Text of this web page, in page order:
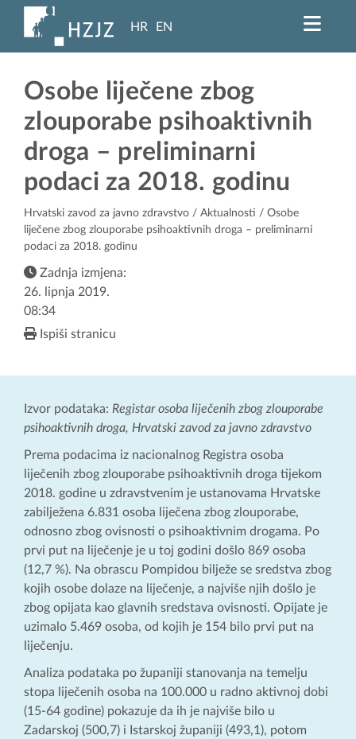
HR EN
Osobe liječene zbog
zlouporabe psihoaktivnih
droga – preliminarni
podaci za 2018. godinu
Hrvatski zavod za javno zdravstvo / Aktualnosti / Osobe
liječene zbog zlouporabe psihoaktivnih droga – preliminarni
podaci za 2018. godinu
Zadnja izmjena:
26. lipnja 2019.
08:34
Ispiši stranicu
Izvor podataka: Registar osoba liječenih zbog zlouporabe
psihoaktivnih droga, Hrvatski zavod za javno zdravstvo
Prema podacima iz nacionalnog Registra osoba
liječenih zbog zlouporabe psihoaktivnih droga tijekom
2018. godine u zdravstvenim je ustanovama Hrvatske
zabilježena 6.831 osoba liječena zbog zlouporabe,
odnosno zbog ovisnosti o psihoaktivnim drogama. Po
prvi put na liječenje je u toj godini došlo 869 osoba
(12,7 %). Na obrascu Pompidou bilježe se sredstva zbog
kojih osobe dolaze na liječenje, a najviše njih došlo je
zbog opijata kao glavnih sredstava ovisnosti. Opijate je
uzimalo 5.469 osoba, od kojih je 154 bilo prvi put na
liječenju.
Analiza podataka po županiji stanovanja na temelju
stopa liječenih osoba na 100.000 u radno aktivnoj dobi
(15-64 godine) pokazuje da ih je najviše bilo u
Zadarskoj (500,7) i Istarskoj županiji (493,1), potom